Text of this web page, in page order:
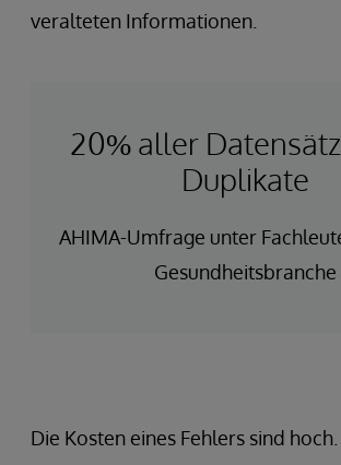
veralteten Informationen.
20% aller
Duplikate
AHIMA-Umfrage unter
Gesundheitsbranche
Die Kosten eines Fehlers sind